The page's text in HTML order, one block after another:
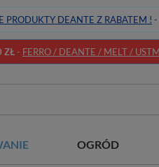
PRODUKTY DEANTE Z RABATEM ! -
ZŁ- FERRO / DEANTE / MELT /
OGRÓD